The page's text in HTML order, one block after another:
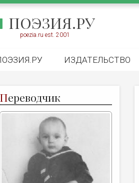
ПОЭЗИЯ.РУ
poezia.ru est. 2001
ИЗДАТЕЛЬСТВО
Переводчик